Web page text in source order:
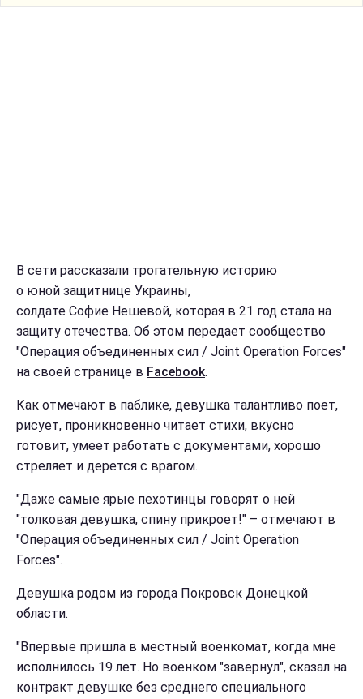
В сети рассказали трогательную историю
о юной защитнице Украины,
солдате Софие Нешевой, которая в 21 год стала на
защиту отечества. Об этом передает сообщество
"Операция объединенных сил / Joint Operation Forces"
на своей странице в Facebook.
Как отмечают в паблике, девушка талантливо поет,
рисует, проникновенно читает стихи, вкусно
готовит, умеет работать с документами, хорошо
стреляет и дерется с врагом.
"Даже самые ярые пехотинцы говорят о ней
"толковая девушка, спину прикроет!" – отмечают в
"Операция объединенных сил / Joint Operation
Forces".
Девушка родом из города Покровск Донецкой
области.
"Впервые пришла в местный военкомат, когда мне
исполнилось 19 лет. Но военком "завернул", сказал на
контракт девушке без среднего специального